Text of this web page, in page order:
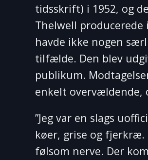
tidsskrift) i 1952, og
Thelwell
havde ikke nogen
tilfælde. Den blev
publikum.
enkelt overvældende,
”Jeg var en slags
køer, grise og fjerkræ.
følsom nerve. Der